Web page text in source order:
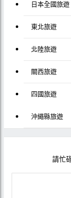
日本全國旅遊
東北旅遊
北陸旅遊
關西旅遊
四國旅遊
沖繩縣旅遊
請忙